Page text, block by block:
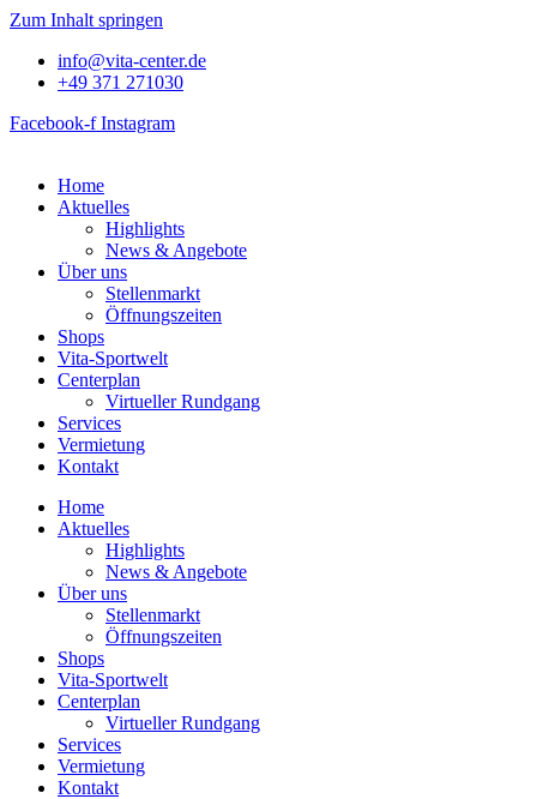
Zum Inhalt springen
info@vita-center.de
+49 371 271030
Facebook-f Instagram
Home
Aktuelles
Highlights
News & Angebote
Über uns
Stellenmarkt
Öffnungszeiten
Shops
Vita-Sportwelt
Centerplan
Virtueller Rundgang
Services
Vermietung
Kontakt
Home
Aktuelles
Highlights
News & Angebote
Über uns
Stellenmarkt
Öffnungszeiten
Shops
Vita-Sportwelt
Centerplan
Virtueller Rundgang
Services
Vermietung
Kontakt